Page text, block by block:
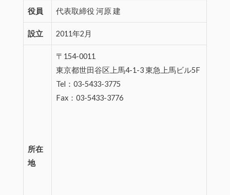
役員 代表取締役 河原 建
設立 2011年2月
所在
地
〒154-0011
東京都世田谷区上馬4-1-3 東急上馬ビル5F
Tel：03-5433-3775
Fax：03-5433-3776